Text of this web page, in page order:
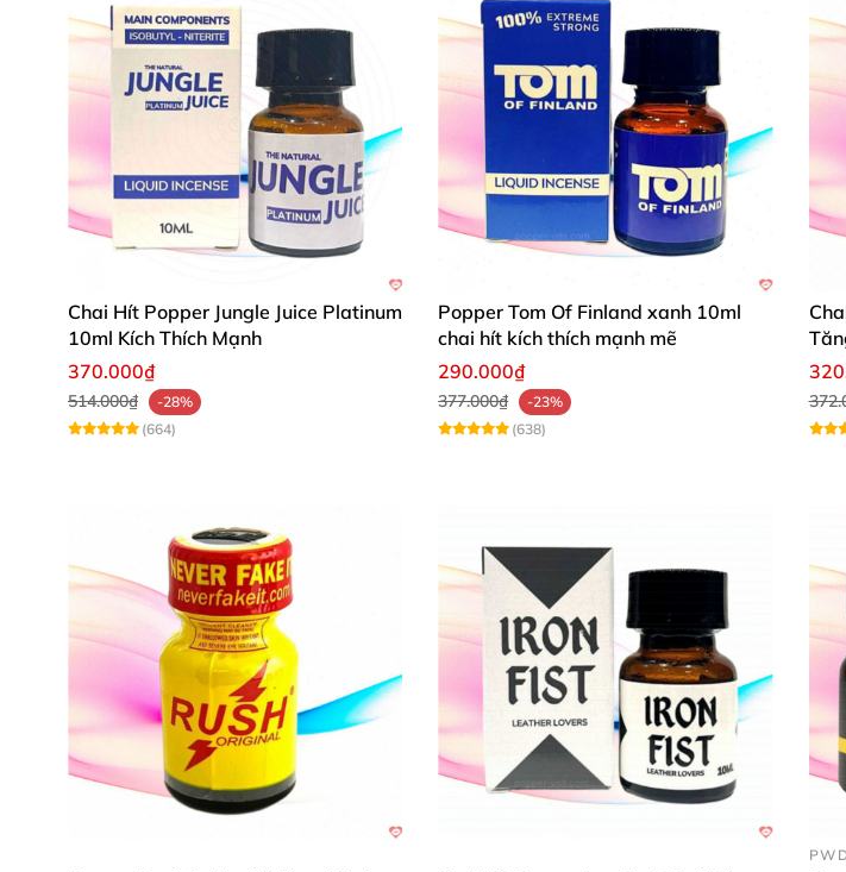
Chai Hít Popper Jungle Juice Platinum
10ml Kích Thích Mạnh
370.000₫
514.000₫
-28%
(664)
Popper Tom Of Finland xanh 10ml
chai hít kích thích mạnh mẽ
290.000₫
377.000₫
-23%
(638)